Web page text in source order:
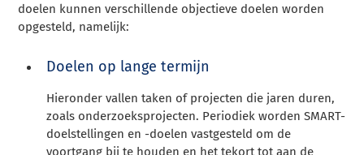
doelen kunnen verschillende objectieve doelen worden
opgesteld, namelijk:
Doelen op lange termijn
Hieronder vallen taken of projecten die jaren duren,
zoals onderzoeksprojecten. Periodiek worden SMART-
doelstellingen en -doelen vastgesteld om de
voortgang bij te houden en het tekort tot aan de